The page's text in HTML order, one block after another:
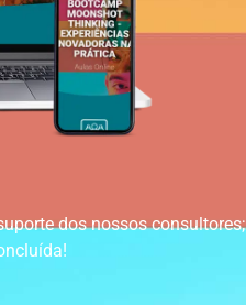
dos nossos consultores;